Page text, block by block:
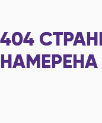
404
НАМЕРЕНА